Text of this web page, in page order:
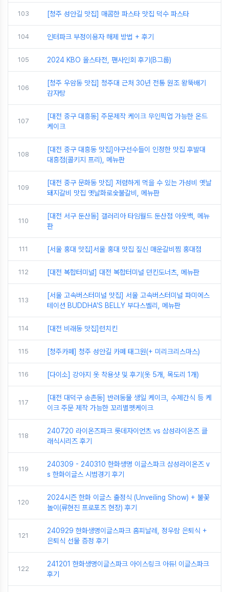
103 [청주 성안길 맛집] 매콤한 파스타 맛집 덕수 파스타
104 인터파크 부정이용자 해제 방법 + 후기
105 2024 KBO 올스타전, 팬사인회 후기(B그룹)
106
[청주 우암동 맛집] 청주대 근처 30년 전통 원조 왕뚝배기
감자탕
107
[대전 중구 대흥동] 주문제작 케이크 무인픽업 가능한 온드
케이크
108
[대전 중구 대흥동 맛집]야구선수들이 인정한 맛집 후발대
대흥점(콜키지 프리), 메뉴판
109
[대전 중구 문화동 맛집] 저렴하게 먹을 수 있는 가성비 옛날
돼지갈비 맛집 옛날화로숯불갈비, 메뉴판
110
[대전 서구 둔산동] 갤러리아 타임월드 둔산점 아웃백, 메뉴
판
111 [서울 홍대 맛집]서울 홍대 맛집 짚신 매운갈비찜 홍대점
112 [대전 복합터미널] 대전 복합터미널 던킨도너츠, 메뉴판
113
[서울 고속버스터미널 맛집] 서울 고속버스터미널 파미에스
테이션 BUDDHA'S BELLY 부다스벨리, 메뉴판
114 [대전 비래동 맛집]런치킨
115 [청주카페] 청주 성안길 카페 태그원(+ 미리크리스마스)
116 [다이소] 강아지 옷 착용샷 및 후기(옷 5개, 목도리 1개)
117
[대전 대덕구 송촌동] 반려동물 생일 케이크, 수제간식 등 케
이크 주문 제작 가능한 꼬리별펫케이크
118
240720 라이온즈파크 롯데자이언츠 vs 삼성라이온즈 클
래식시리즈 후기
119
240309 - 240310 한화생명 이글스파크 삼성라이온즈 v
s 한화이글스 시범경기 후기
120
2024시즌 한화 이글스 출정식 (Unveiling Show) + 불꽃
놀이(류현진 프로포즈 현장) 후기
121
240929 한화생명이글스파크 홈피날레, 정우람 은퇴식 +
은퇴식 선물 증정 후기
122
241201 한화생명이글스파크 아이스링크 아듀! 이글스파크
후기